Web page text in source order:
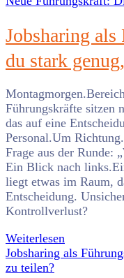
Jobsharing
du stark
Führungskräfte sitzen
das auf eine
Personal.Um
Frage aus der Runde:
Ein Blick nach
liegt etwas im Raum,
Entscheidung.
Kontrollverlust?
Weiterlesen
Jobsharing als
zu teilen?